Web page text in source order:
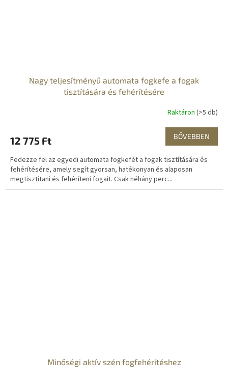
Nagy teljesítményű automata fogkefe a fogak
tisztítására és fehérítésére
Raktáron (>5 db)
12 775 Ft BŐVEBBEN
Fedezze fel az egyedi automata fogkefét a fogak tisztítására és
fehérítésére, amely segít gyorsan, hatékonyan és alaposan
megtisztítani és fehéríteni fogait. Csak néhány perc...
Minőségi aktív szén fogfehérítéshez